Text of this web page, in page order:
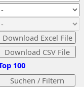
100